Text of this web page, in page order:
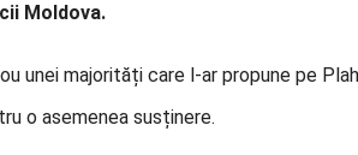
Moldova.
unei majorități care l‑ar propune pe
o asemenea susținere.